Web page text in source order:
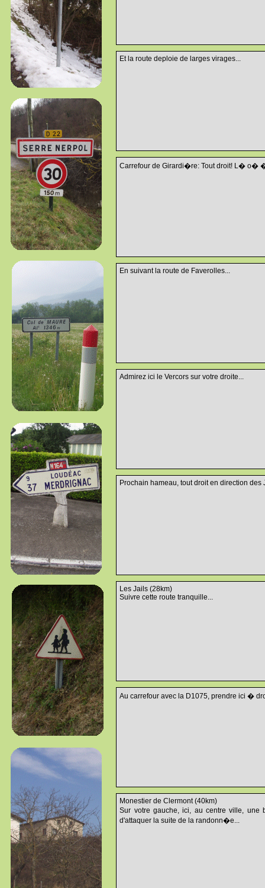
Et la route deploie de larges virages...
Carrefour de Girardi�re: Tout droit! L� o�
En suivant la route de Faverolles...
Admirez ici le Vercors sur votre droite...
Prochain hameau, tout droit en direction des
Les Jails (28km)
Suivre cette route tranquille...
Au carrefour avec la D1075, prendre ici �
Monestier de Clermont (40km)
Sur votre gauche, ici, au centre ville, une
d'attaquer la suite de la randonn�e...